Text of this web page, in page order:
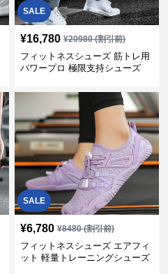
SALE
¥16,780 ¥20980(割引前)
フィットネスシューズ 筋トレ用
パワープロ 極限支持シューズ
SALE
¥6,780 ¥8480(割引前)
フィットネスシューズ エアフィ
ット 軽量トレーニングシューズ